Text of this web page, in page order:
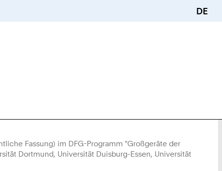
DE
Fassung) im DFG-Programm "Großgeräte der
Dortmund, Universität Duisburg-Essen, Universität